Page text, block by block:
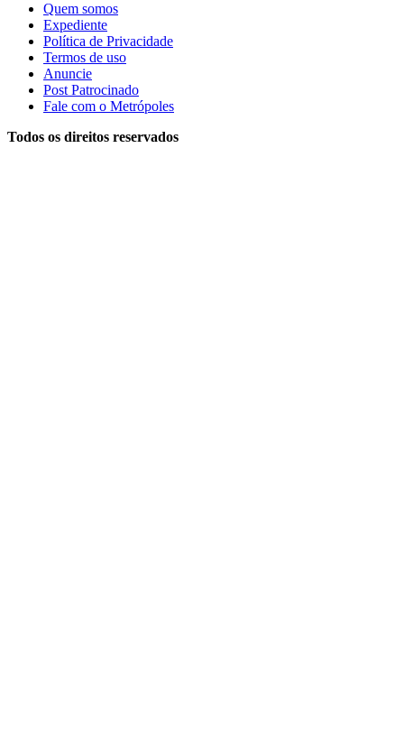
Quem somos
Expediente
Política de Privacidade
Termos de uso
Anuncie
Post Patrocinado
Fale com o Metrópoles
Todos os direitos reservados